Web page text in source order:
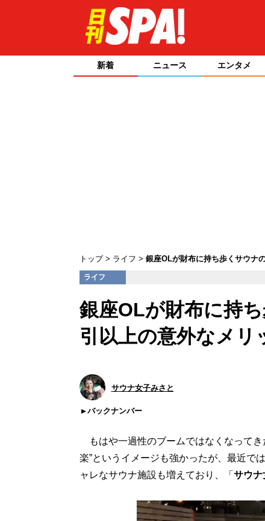
新着 ニュース エンタメ
トップ ライフ 銀座OLが財布に持ち歩くサウナ
ライフ
銀座OLが財布に持
引以上の意外なメリ
サウナ女子みさと
バックナンバー
もはや一過性のブームではなくなってき
楽”というイメージも強かったが、最近で
ャレなサウナ施設も増えており、「 サウナ